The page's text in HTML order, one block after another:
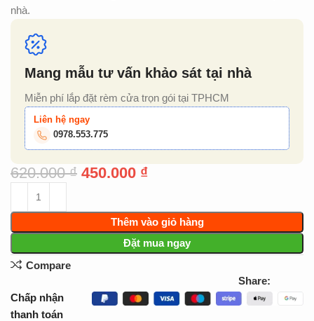
nhà.
Mang mẫu tư vấn khảo sát tại nhà
Miễn phí lắp đặt rèm cửa trọn gói tại TPHCM
Liên hệ ngay
0978.553.775
620.000₫ 450.000 ₫
Thêm vào giỏ hàng
Đặt mua ngay
Compare
Share:
Chấp nhận
thanh toán